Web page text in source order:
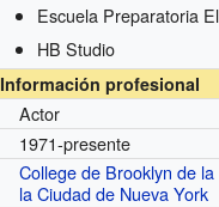
Escuela Preparatoria
HB Studio
Información profesional
Actor
1971-presente
College de Brooklyn de
la Ciudad de Nueva York